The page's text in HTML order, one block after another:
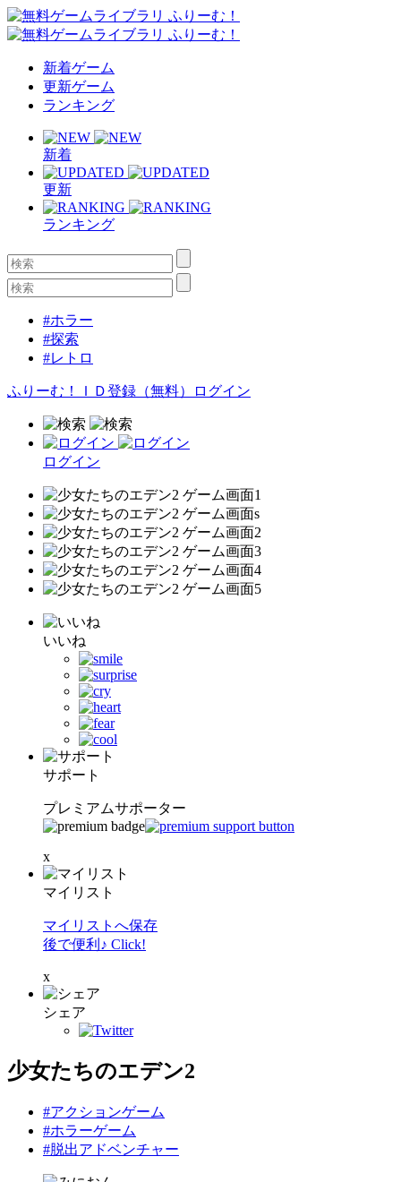
新着ゲーム
更新ゲーム
ランキング
新着
更新
ランキング
#ホラー
#探索
#レトロ
ふりーむ！ＩＤ登録（無料） ログイン
ログイン
いいね
サポート
プレミアムサポーター
x
マイリスト
マイリストへ保存
後で便利♪ Click!
x
シェア
少女たちのエデン2
#アクションゲーム
#ホラーゲーム
#脱出アドベンチャー